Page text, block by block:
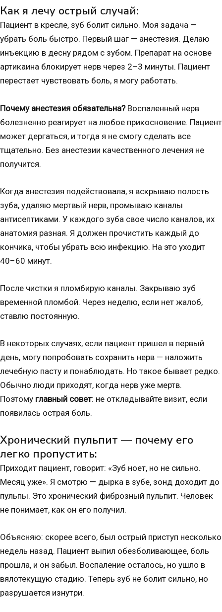
Как я лечу острый случай:
Пациент в кресле, зуб болит сильно. Моя задача —
убрать боль быстро. Первый шаг — анестезия. Делаю
инъекцию в десну рядом с зубом. Препарат на основе
артикаина блокирует нерв через 2–3 минуты. Пациент
перестает чувствовать боль, я могу работать.
Почему анестезия обязательна?Воспаленный нерв
болезненно реагирует на любое прикосновение. Пациент
может дергаться, и тогда я не смогу сделать все
тщательно. Без анестезии качественного лечения не
получится.
Когда анестезия подействовала, я вскрываю полость
зуба, удаляю мертвый нерв, промываю каналы
антисептиками. У каждого зуба свое число каналов, их
анатомия разная. Я должен прочистить каждый до
кончика, чтобы убрать всю инфекцию. На это уходит
40–60 минут.
После чистки я пломбирую каналы. Закрываю зуб
временной пломбой. Через неделю, если нет жалоб,
ставлю постоянную.
В некоторых случаях, если пациент пришел в первый
день, могу попробовать сохранить нерв — наложить
лечебную пасту и понаблюдать. Но такое бывает редко.
Обычно люди приходят, когда нерв уже мертв.
Поэтому главный совет: не откладывайте визит, если
появилась острая боль.
Хронический пульпит — почему его
легко пропустить:
Приходит пациент, говорит: «Зуб ноет, но не сильно.
Месяц уже». Я смотрю — дырка в зубе, зонд доходит до
пульпы. Это хронический фиброзный пульпит. Человек
не понимает, как он его получил.
Объясняю: скорее всего, был острый приступ несколько
недель назад. Пациент выпил обезболивающее, боль
прошла, и он забыл. Воспаление осталось, но ушло в
вялотекущую стадию. Теперь зуб не болит сильно, но
разрушается изнутри.